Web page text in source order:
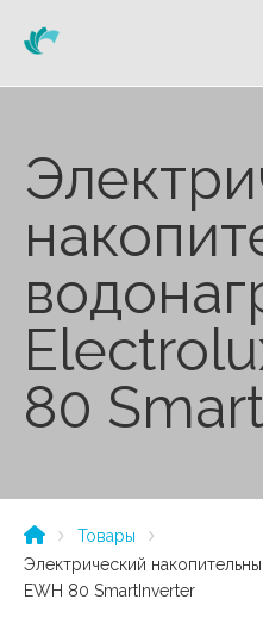
80
Товары
Электрический
EWH 80 SmartInverter